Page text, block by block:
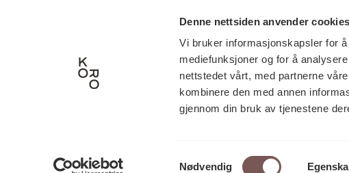
Denne nettsiden anvender cookies
Vi bruker informasjonskapsler for
mediefunksjoner og for å
nettstedet vårt, med partnerne
kombinere den med annen
gjennom din bruk av tjenestene
Samtykkevalg
Nødvendig
0130 Oslo
inngang
0251 Oslo